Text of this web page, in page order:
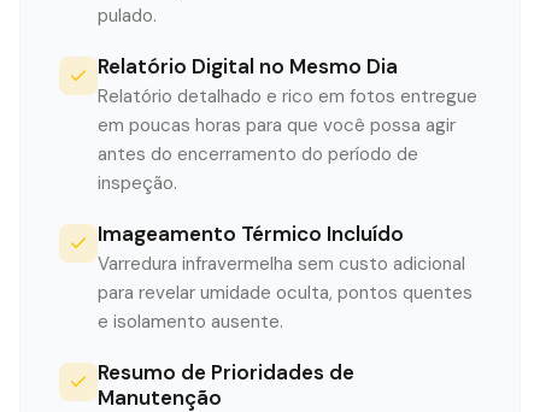
pulado.
Relatório Digital no Mesmo Dia
Relatório detalhado e rico em fotos entregue
em poucas horas para que você possa agir
antes do encerramento do período de
inspeção.
Imageamento Térmico Incluído
Varredura infravermelha sem custo adicional
para revelar umidade oculta, pontos quentes
e isolamento ausente.
Resumo de Prioridades de
Manutenção